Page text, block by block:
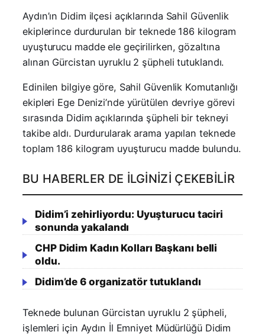
Aydın’ın Didim ilçesi açıklarında Sahil Güvenlik
ekiplerince durdurulan bir teknede 186 kilogram
uyuşturucu madde ele geçirilirken, gözaltına
alınan Gürcistan uyruklu 2 şüpheli tutuklandı.
Edinilen bilgiye göre, Sahil Güvenlik Komutanlığı
ekipleri Ege Denizi’nde yürütülen devriye görevi
sırasında Didim açıklarında şüpheli bir tekneyi
takibe aldı. Durdurularak arama yapılan teknede
toplam 186 kilogram uyuşturucu madde bulundu.
BU HABERLER DE İLGINIZI ÇEKEBILIR
Didim’i zehirliyordu: Uyuşturucu taciri
sonunda yakalandı
CHP Didim Kadın Kolları Başkanı belli
oldu.
Didim’de 6 organizatör tutuklandı
Teknede bulunan Gürcistan uyruklu 2 şüpheli,
işlemleri için Aydın İl Emniyet Müdürlüğü Didim